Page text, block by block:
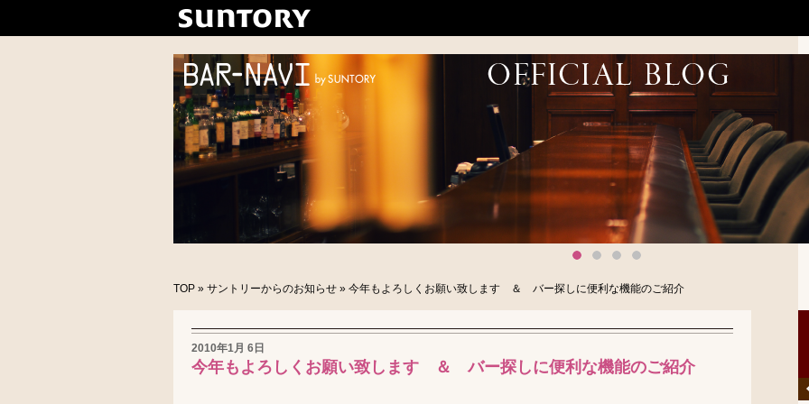
TOP » サントリーからのお知らせ » 今年もよろしくお願い致します ＆ バー探しに便利な機能のご紹介
2010年1月 6日
今年もよろしくお願い致します ＆ バー探しに便利な機能のご紹介